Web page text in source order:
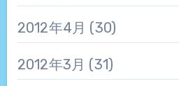
2012年4月 (30)
2012年3月 (31)